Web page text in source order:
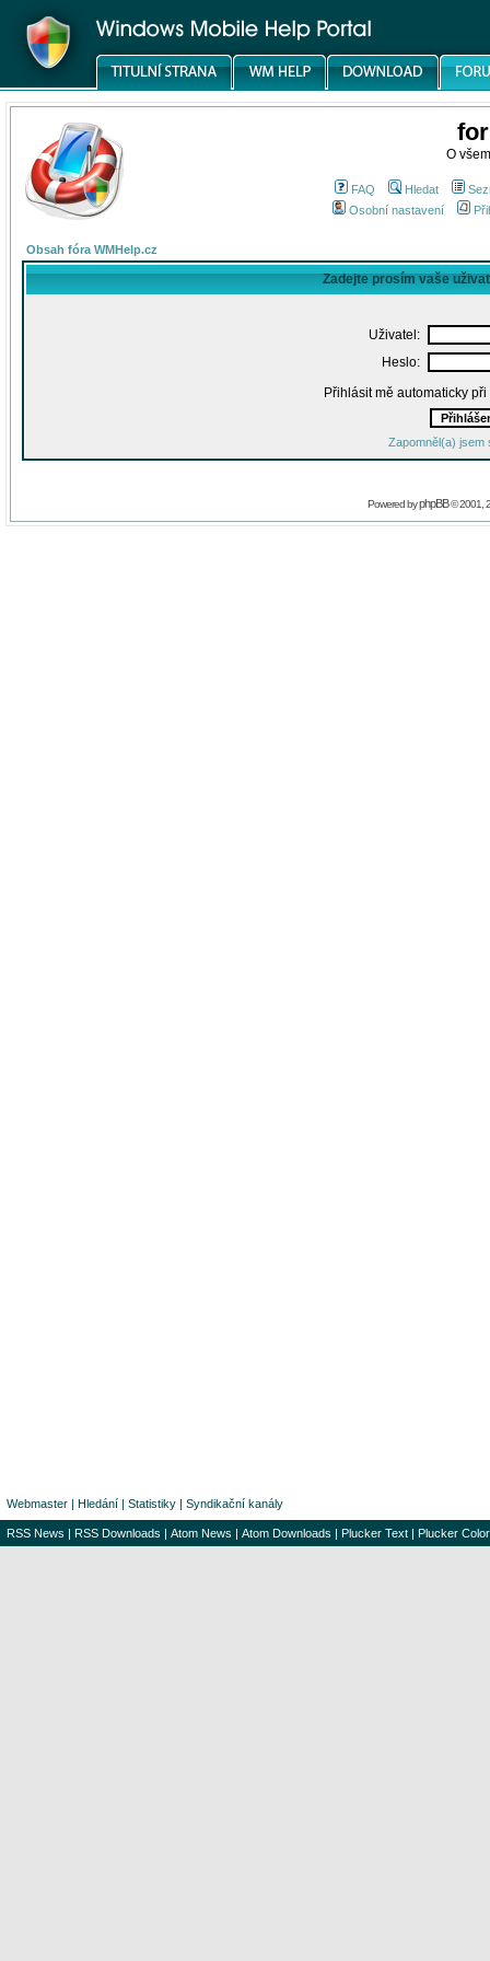
O
FAQ Hledat
Osobní nastavení
Obsah fóra WMHelp.cz
Zadejte prosím vaše
Uživatel:
Heslo:
Přihlásit mě automaticky
Zapomněl(a) jsem
Powered byphpBB© 2001,
Webmaster | Hledání | Statistiky | Syndikační kanály
RSS News | RSS Downloads | Atom News | Atom Downloads | Plucker Text | Plucker Color